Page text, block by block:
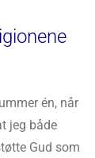
én, når
jeg både
Gud som